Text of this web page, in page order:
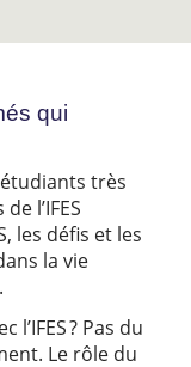
qui
très
l’IFES
les défis et les
la vie
? Pas du
Le rôle du